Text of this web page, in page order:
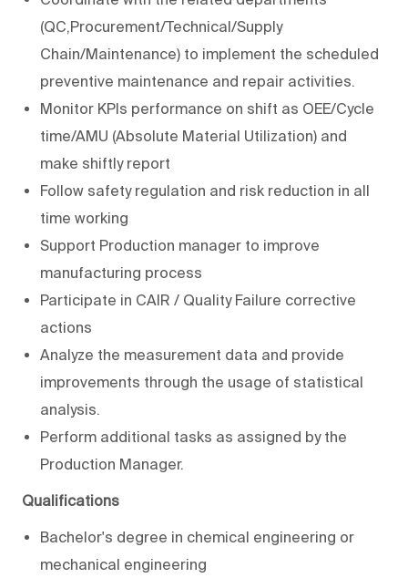
(QC,Procurement/Technical/Supply
Chain/Maintenance) to implement the scheduled
preventive maintenance and repair activities.
Monitor KPIs performance on shift as OEE/Cycle
time/AMU (Absolute Material Utilization) and
make shiftly report
Follow safety regulation and risk reduction in all
time working
Support Production manager to improve
manufacturing process
Participate in CAIR / Quality Failure corrective
actions
Analyze the measurement data and provide
improvements through the usage of statistical
analysis.
Perform additional tasks as assigned by the
Production Manager.
Qualifications
Bachelor's degree in chemical engineering or
mechanical engineering